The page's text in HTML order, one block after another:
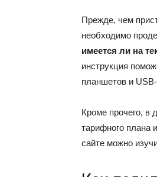
Прежде, чем
необходимо
имеется ли на
инструкция
планшетов и
Кроме прочего, в
тарифного плана
сайте можно